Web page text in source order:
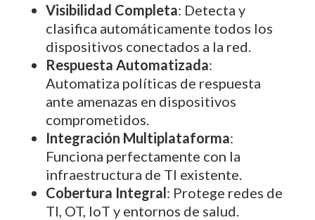
Visibilidad Completa: Detecta y
clasifica automáticamente todos los
dispositivos conectados a la red.
Respuesta Automatizada:
Automatiza políticas de respuesta
ante amenazas en dispositivos
comprometidos.
Integración Multiplataforma:
Funciona perfectamente con la
infraestructura de TI existente.
Cobertura Integral: Protege redes de
TI, OT, IoT y entornos de salud.